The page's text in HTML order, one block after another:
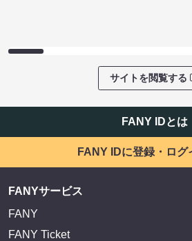
サイトを閲覧する
FANY IDとは
FANY IDに登録・ログ
FANYサービス
FANY
FANY Ticket